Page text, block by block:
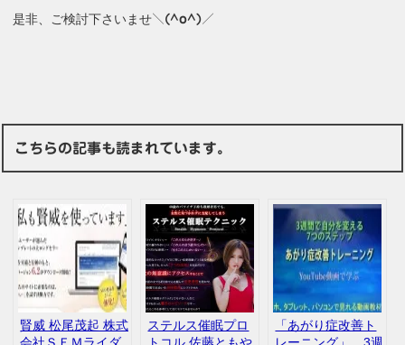
是非、ご検討下さいませ＼(^o^)／
こちらの記事も読まれています。
賢威 松尾茂起 株式
ステルス催眠プロ
「あがり症改善ト